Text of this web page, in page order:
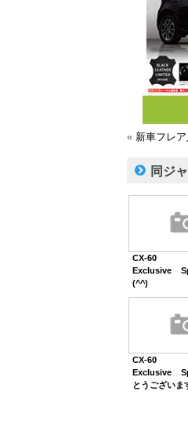
« 新車フレア
同ジ
CX-60
Exclusive
(^^)
CX-60
Exclusive
とうございま